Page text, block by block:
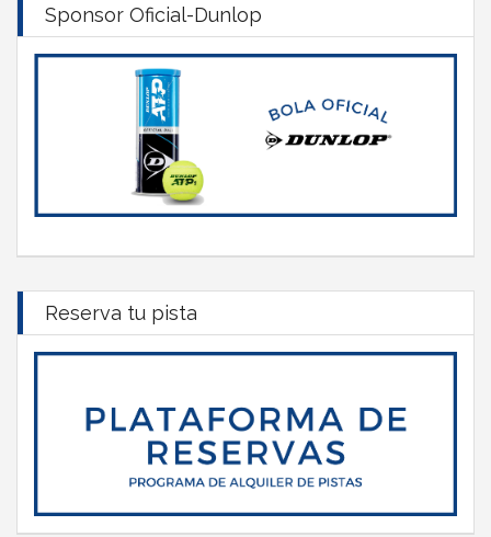
Sponsor Oficial-Dunlop
Reserva tu pista